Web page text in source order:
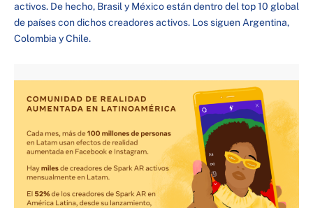
activos. De hecho, Brasil y México están dentro del top 10 global
de países con dichos creadores activos. Los siguen Argentina,
Colombia y Chile.